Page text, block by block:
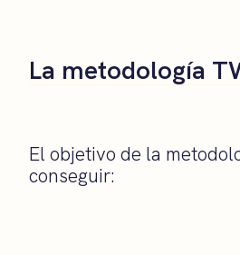
La metodología
El objetivo de la
conseguir: